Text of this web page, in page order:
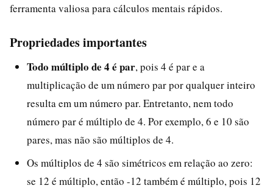
ferramenta valiosa para cálculos mentais rápidos.
Propriedades importantes
Todo múltiplo de 4 é par, pois 4 é par e a
multiplicação de um número par por qualquer inteiro
resulta em um número par. Entretanto, nem todo
número par é múltiplo de 4. Por exemplo, 6 e 10 são
pares, mas não são múltiplos de 4.
Os múltiplos de 4 são simétricos em relação ao zero:
se 12 é múltiplo, então -12 também é múltiplo, pois 12